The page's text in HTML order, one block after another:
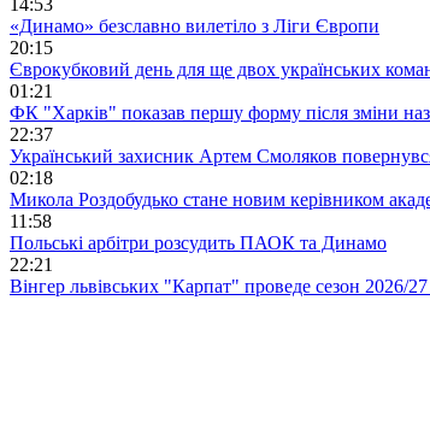
14:53
«Динамо» безславно вилетіло з Ліги Європи
20:15
Єврокубковий день для ще двох українських
01:21
ФК "Харків" показав першу форму після зміни
22:37
Український захисник Артем Смоляков
02:18
Микола Роздобудько стане новим керівником
11:58
Польські арбітри розсудить ПАОК та Динамо
22:21
Вінгер львівських "Карпат" проведе сезон 2026/